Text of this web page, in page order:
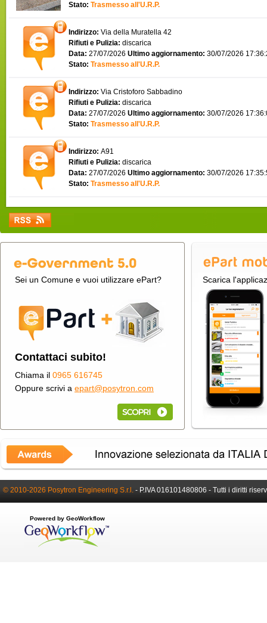
Stato: Trasmesso all'U.R.P.
Indirizzo: Via della Muratella 42
Rifiuti e Pulizia: discarica
Data: 27/07/2026 Ultimo aggiornamento: 30/07/2026
Stato: Trasmesso all'U.R.P.
Indirizzo: Via Cristoforo Sabbadino
Rifiuti e Pulizia: discarica
Data: 27/07/2026 Ultimo aggiornamento: 30/07/2026
Stato: Trasmesso all'U.R.P.
Indirizzo: A91
Rifiuti e Pulizia: discarica
Data: 27/07/2026 Ultimo aggiornamento: 30/07/2026
Stato: Trasmesso all'U.R.P.
Sei un Comune e vuoi utilizzare ePart?
Contattaci subito!
Chiama il 0965 616745
Oppure scrivi a epart@posytron.com
Scarica
© 2010-2026 Posytron Engineering S.r.l. - P.IVA 016101480806 - Tutti i diritti
Powered by GeoWorkflow